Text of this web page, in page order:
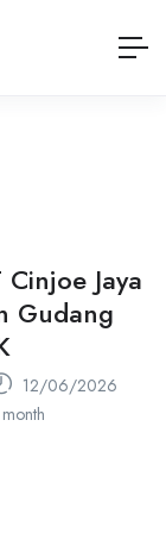
Jaya
Gudang
12/06/2026